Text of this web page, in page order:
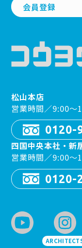
会員登録
松山本店
営業時間／9:00〜
0120-
四国中央本社・新
営業時間／9:00〜
0120-